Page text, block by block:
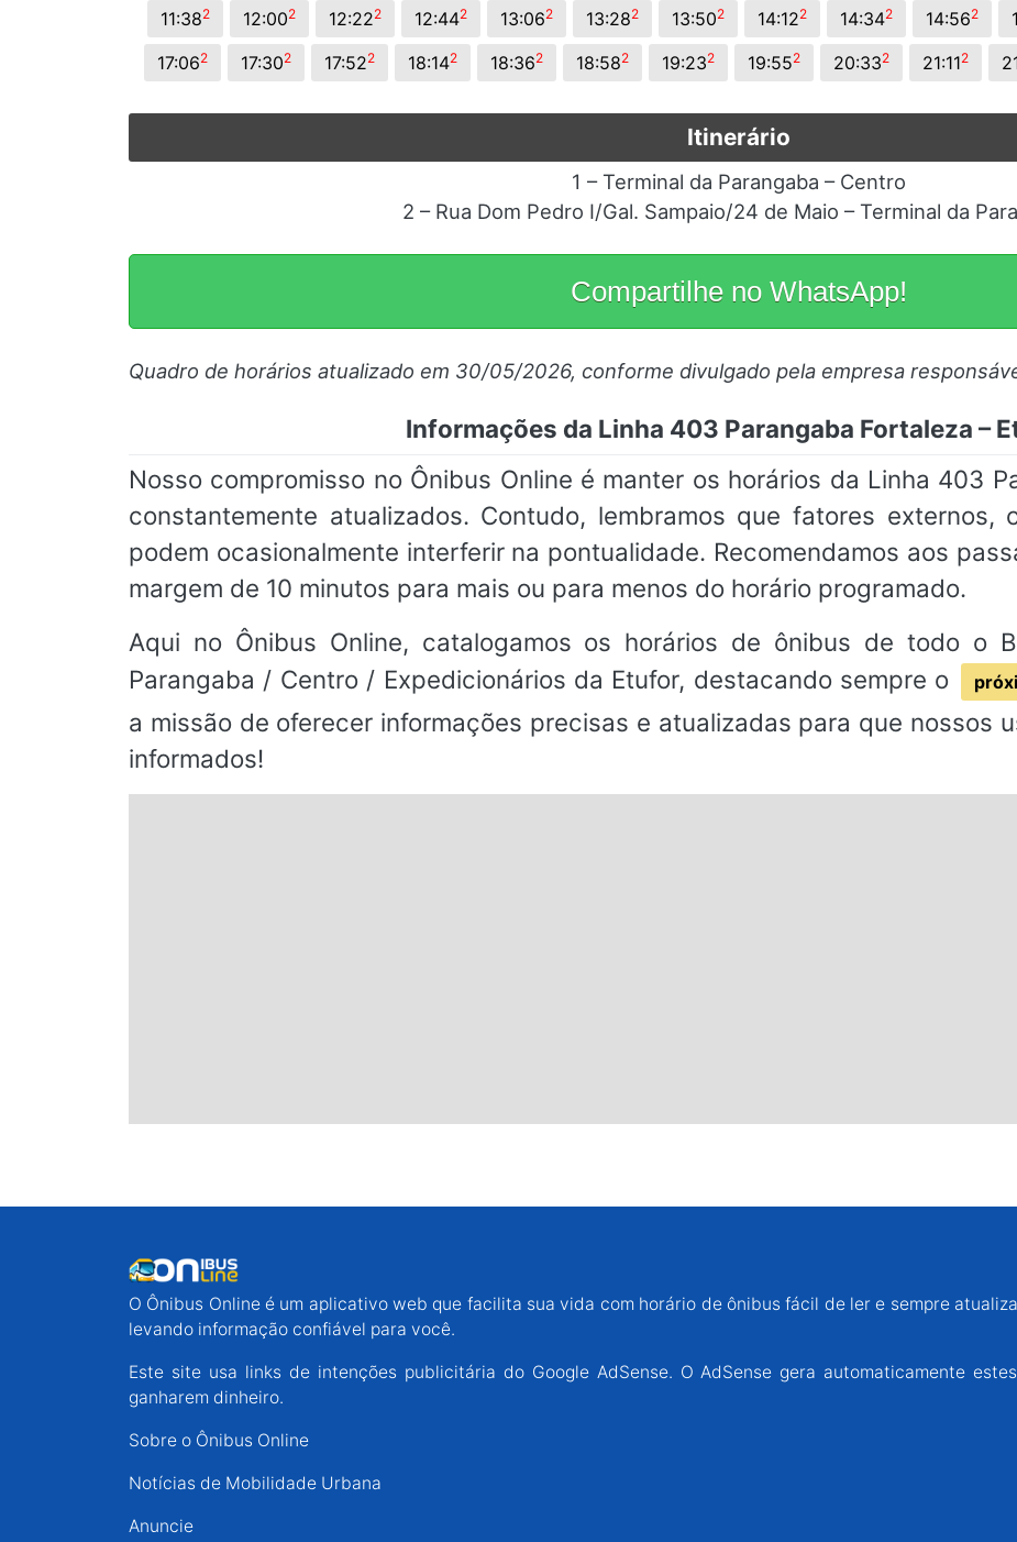
11:382 12:002 12:222 12:442 13:062 13:282 13:502 14:122 14:342 14:562
17:062 17:302 17:522 18:142 18:362 18:582 19:232 19:552 20:332 21:112
Itinerário
1 – Terminal da Parangaba – Centro
2 – Rua Dom Pedro I/Gal. Sampaio/24 de Maio – Terminal da
Compartilhe no WhatsApp!
Quadro de horários atualizado em 30/05/2026, conforme divulgado pela empresa
Informações da Linha 403 Parangaba Fortaleza –
Nosso compromisso no Ônibus Online é manter os horários da Linha 403
constantemente atualizados. Contudo, lembramos que fatores externos,
podem ocasionalmente interferir na pontualidade. Recomendamos aos
margem de 10 minutos para mais ou para menos do horário programado.
Aqui no Ônibus Online, catalogamos os horários de ônibus de todo o
Parangaba / Centro / Expedicionários da Etufor, destacando sempre o
a missão de oferecer informações precisas e atualizadas para que nossos
informados!
O Ônibus Online é um aplicativo web que facilita sua vida com horário de ônibus fácil de ler e sempre
levando informação confiável para você.
Este site usa links de intenções publicitária do Google AdSense. O AdSense gera automaticamente
ganharem dinheiro.
Sobre o Ônibus Online
Notícias de Mobilidade Urbana
Anuncie